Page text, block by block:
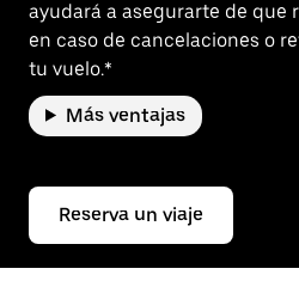
ayudará a asegurarte de que
en caso de cancelaciones o
tu vuelo.*
Más ventajas
Reserva un viaje